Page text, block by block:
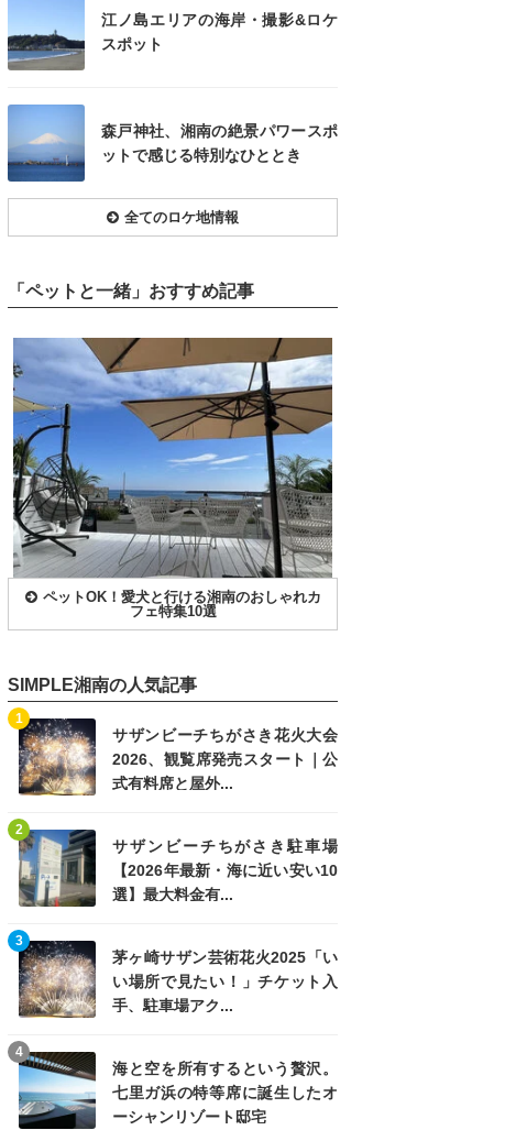
江ノ島エリアの海岸・撮影&ロケ
スポット
森戸神社、湘南の絶景パワースポ
ットで感じる特別なひととき
全てのロケ地情報
「ペットと一緒」おすすめ記事
ペットOK！愛犬と行ける湘南のおしゃれカ
フェ特集10選
SIMPLE湘南の人気記事
サザンビーチちがさき花火大会
2026、観覧席発売スタート｜公
式有料席と屋外...
1
サザンビーチちがさき駐車場
【2026年最新・海に近い安い10
選】最大料金有...
2
茅ヶ崎サザン芸術花火2025「い
い場所で見たい！」チケット入
手、駐車場アク...
3
海と空を所有するという贅沢。
七里ガ浜の特等席に誕生したオ
ーシャンリゾート邸宅
4